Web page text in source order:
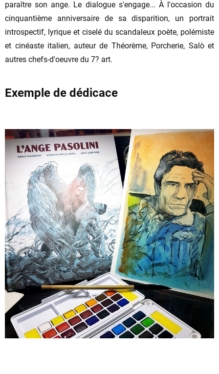
paraître son ange. Le dialogue s'engage... À l'occasion du
cinquantième anniversaire de sa disparition, un portrait
introspectif, lyrique et ciselé du scandaleux poète, polémiste
et cinéaste italien, auteur de Théorème, Porcherie, Salò et
autres chefs-d'oeuvre du 7? art.
Exemple de dédicace